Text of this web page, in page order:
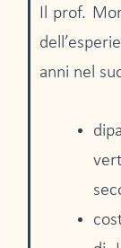
Il prof.
anni nel